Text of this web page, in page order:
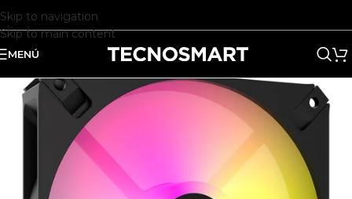
Skip to navigation
Skip to main content
MENÚ